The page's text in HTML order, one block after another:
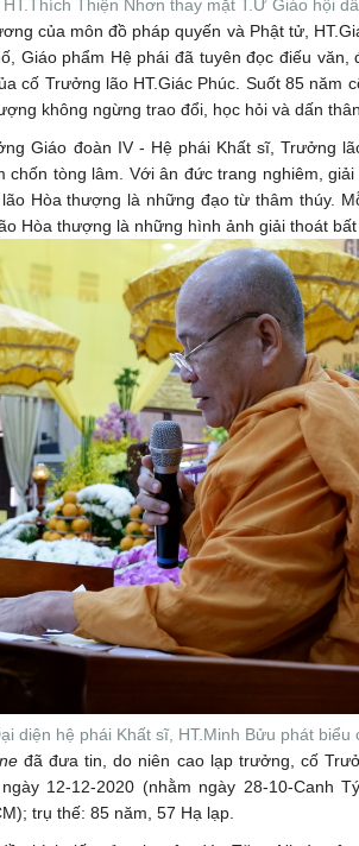
Nhơn thay mặt T.Ư Giáo hội dâng
của môn đồ pháp quyến và Phật tử,
Giáo phẩm Hệ phái đã tuyên đọc điếu
cố Trưởng lão HT.Giác Phúc. Suốt 85 năm
không ngừng trao đổi, học hỏi và dấn
Giáo đoàn IV - Hệ phái Khất sĩ, Trưởng
chốn tòng lâm. Với ân đức trang nghiêm,
Hòa thượng là những đạo từ thâm thúy.
Hòa thượng là những hình ảnh giải thoát
Khất sĩ, HT.Minh Bửu phát biểu
đã đưa tin, do niên cao lạp trưởng, cố
12-12-2020 (nhằm ngày 28-10-Canh
trụ thế: 85 năm, 57 Hạ lạp.